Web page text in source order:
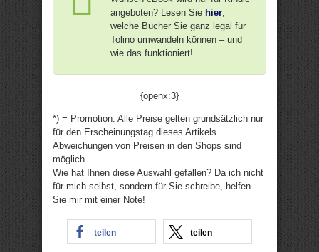
angeboten? Lesen Sie hier
welche Bücher Sie ganz legal für
Tolino umwandeln können – und
wie das funktioniert!
{openx:3}
*) = Promotion. Alle Preise gelten grundsätzlich nur
für den Erscheinungstag dieses Artikels.
Abweichungen von Preisen in den Shops sind
möglich.
Wie hat Ihnen diese Auswahl gefallen? Da ich nicht
für mich selbst, sondern für Sie schreibe, helfen
Sie mir mit einer Note!
teilen teilen